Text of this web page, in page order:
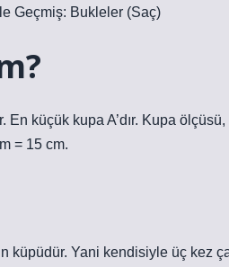
Geçmiş: Bukleler (Saç)
küçük kupa A’dır. Kupa
= 15 cm.
küpüdür. Yani kendisiyle üç kez